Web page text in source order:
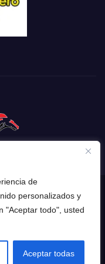
de
personalizados y
"Aceptar todo", usted
Aceptar todas
deThemeansar
Tecnología